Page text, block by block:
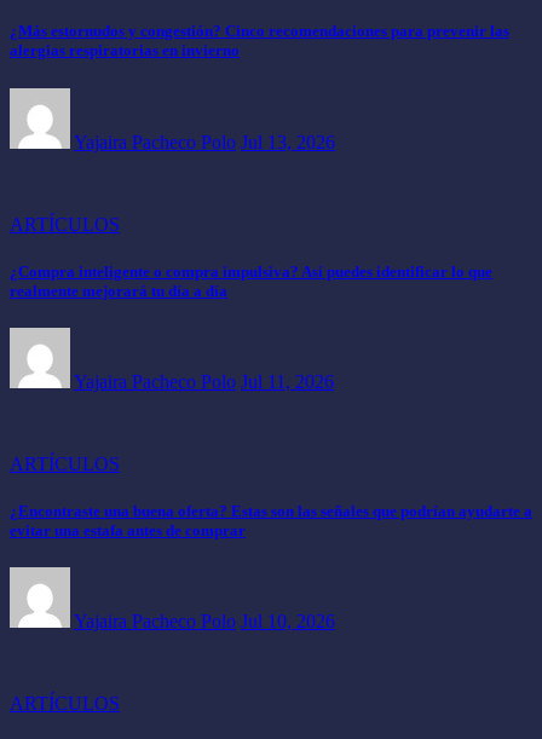
¿Más estornudos y congestión? Cinco recomendaciones para prevenir las
alergias respiratorias en invierno
Yajaira Pacheco Polo Jul 13, 2026
ARTÍCULOS
¿Compra inteligente o compra impulsiva? Así puedes identificar lo que
realmente mejorará tu día a día
Yajaira Pacheco Polo Jul 11, 2026
ARTÍCULOS
¿Encontraste una buena oferta? Estas son las señales que podrían ayudarte a
evitar una estafa antes de comprar
Yajaira Pacheco Polo Jul 10, 2026
ARTÍCULOS